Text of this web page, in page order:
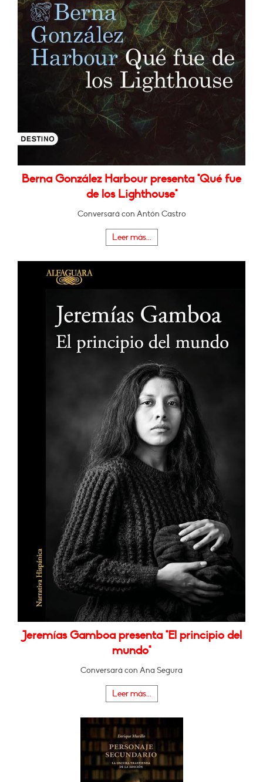
Berna González Harbour presenta "Qué fue
de los Lighthouse"
Conversará con Antón Castro
Leer más...
Jeremías Gamboa presenta "El principio del
mundo"
Conversará con Ana Segura
Leer más...